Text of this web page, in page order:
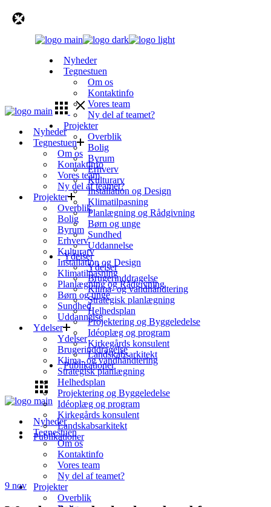
Nyheder
Tegnestuen
Om os
Kontaktinfo
Vores team
Ny del af teamet?
Projekter
Overblik
Bolig
Byrum
Erhverv
Kulturarv
Installation og Design
Klimatilpasning
Planlægning og Rådgivning
Børn og unge
Sundhed
Uddannelse
Ydelser
Ydelser
Brugerinddragelse
Klima- og vandhåndtering
Strategisk planlægning
Helhedsplan
Projektering og Byggeledelse
Idéoplæg og program
Kirkegårds konsulent
Landskabsarkitekt
Publikationer
Nyheder
Tegnestuen
Om os
Kontaktinfo
Vores team
Ny del af teamet?
Projekter
Overblik
Nyheder
Tegnestuen
Om os
Kontaktinfo
Vores team
Ny del af teamet?
Projekter
Overblik
Bolig
Byrum
Erhverv
Kulturarv
Installation og Design
Klimatilpasning
Planlægning og Rådgivning
Børn og unge
Sundhed
Uddannelse
Ydelser
Ydelser
Brugerinddragelse
Klima- og vandhåndtering
Strategisk planlægning
Helhedsplan
Projektering og Byggeledelse
Idéoplæg og program
Kirkegårds konsulent
Landskabsarkitekt
Publikationer
9 nov